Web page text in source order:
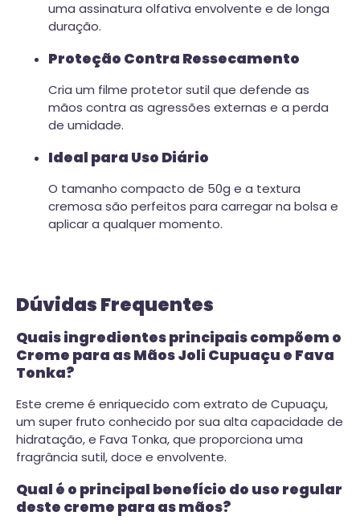
uma assinatura olfativa envolvente e de longa
duração.
Proteção Contra Ressecamento
Cria um filme protetor sutil que defende as
mãos contra as agressões externas e a perda
de umidade.
Ideal para Uso Diário
O tamanho compacto de 50g e a textura
cremosa são perfeitos para carregar na bolsa e
aplicar a qualquer momento.
Dúvidas Frequentes
Quais ingredientes principais compõem o
Creme para as Mãos Joli Cupuaçu e Fava
Tonka?
Este creme é enriquecido com extrato de Cupuaçu,
um super fruto conhecido por sua alta capacidade de
hidratação, e Fava Tonka, que proporciona uma
fragrância sutil, doce e envolvente.
Qual é o principal benefício do uso regular
deste creme para as mãos?